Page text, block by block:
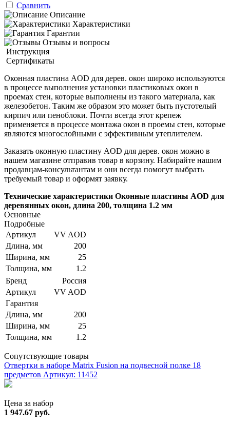
Сравнить
Описание
Характеристики
Гарантии
Отзывы и вопросы
Инструкция
Сертификаты
Оконная пластина AOD для дерев. окон широко используются
в процессе выполнения установки пластиковых окон в
проемах стен, которые выполнены из такого материала, как
железобетон. Таким же образом это может быть пустотелый
кирпич или пеноблоки. Почти всегда этот крепеж
применяется в процессе монтажа окон в проемы стен, которые
являются многослойными с эффективным утеплителем.
Заказать оконную пластину AOD для дерев. окон можно в
нашем магазине отправив товар в корзину. Набирайте нашим
продавцам-консультантам и они всегда помогут выбрать
требуемый товар и оформят заявку.
Технические характеристики Оконные пластины AOD для
деревянных окон, длина 200, толщина 1.2 мм
Основные
Подробные
Артикул
VV AOD
Длина, мм
200
Ширина, мм
25
Толщина, мм
1.2
Бренд
Россия
Артикул
VV AOD
Гарантия
Длина, мм
200
Ширина, мм
25
Толщина, мм
1.2
Сопутствующие товары
Отвертки в наборе Matrix Fusion на подвесной полке 18
предметов Артикул: 11452
Цена за набор
1 947.67 руб.